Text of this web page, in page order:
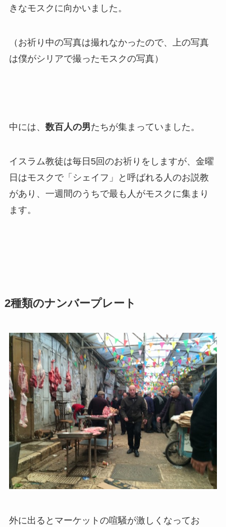
きなモスクに向かいました。
（お祈り中の写真は撮れなかったので、上の写真
は僕がシリアで撮ったモスクの写真）
中には、 数百人の男たちが集まっていました。
イスラム教徒は毎日5回のお祈りをしますが、金曜
日はモスクで「シェイフ」と呼ばれる人のお説教
があり、一週間のうちで最も人がモスクに集まり
ます。
2種類のナンバープレート
外に出るとマーケットの喧騒が激しくなってお